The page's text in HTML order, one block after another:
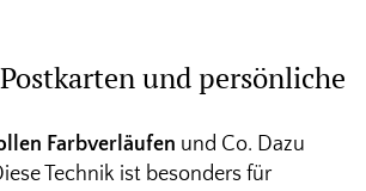
und persönliche
Farbverläufen und Co. Dazu
Technik ist besonders für